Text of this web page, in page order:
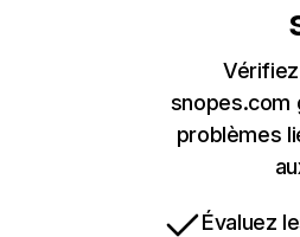
snopes.com
problèmes
Évaluez